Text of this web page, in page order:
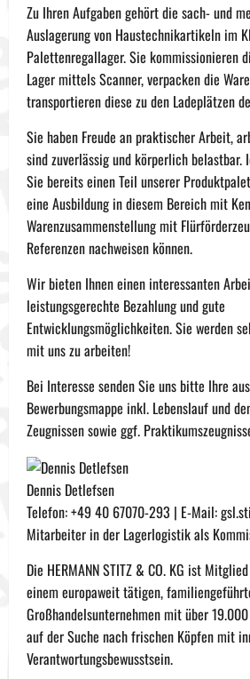
Zu Ihren Aufgaben gehört die sach- und
Auslagerung von Haustechnikartikeln im
Palettenregallager. Sie kommissionieren
Lager mittels Scanner, verpacken die
transportieren diese zu den Ladeplätzen
Sie haben Freude an praktischer Arbeit,
sind zuverlässig und körperlich belastbar.
Sie bereits einen Teil unserer
eine Ausbildung in diesem Bereich mit
Warenzusammenstellung mit
Referenzen nachweisen können.
Wir bieten Ihnen einen interessanten
leistungsgerechte Bezahlung und gute
Entwicklungsmöglichkeiten. Sie werden
mit uns zu arbeiten!
Bei Interesse senden Sie uns bitte Ihre
Bewerbungsmappe inkl. Lebenslauf und
Zeugnissen sowie ggf.
Dennis Detlefsen
Telefon: +49 40 67070-293 | E-Mail:
Mitarbeiter in der Lagerlogistik als
Die HERMANN STITZ & CO. KG ist
einem europaweit tätigen,
Großhandelsunternehmen mit über
auf der Suche nach frischen Köpfen mit
Verantwortungsbewusstsein.